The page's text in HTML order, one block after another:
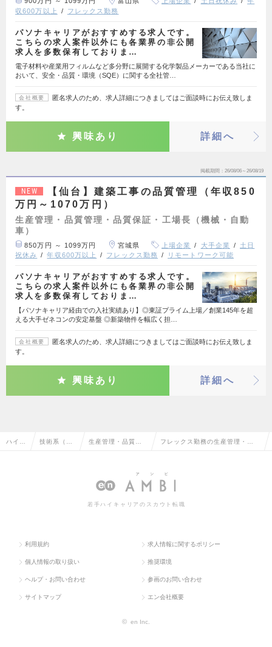
収600万以上
フレックス勤務
パソナキャリアがおすすめする求人です。
こちらの求人案件以外にも各業界の非公開
求人を多数保有しておりま…
電子材料や産業用フィルムなど多分野に展開する化学製品メーカーである当社に
おいて、安全・品質・環境（SQE）に関する全社管…
会社概要
匿名求人のため、求人詳細につきましてはご面談時にお伝え致しま
す。
興味あり 詳細へ
掲載期間 26/08/06～26/08/19
NEW
【仙台】建築工事の品質管理（年収850
万円～1070万円）
生産管理・品質管理・品質保証・工場長（機械・自動
車）
850万円 ～ 1099万円 宮城県 上場企業 大手企業
土日
祝休み
年収600万以上 フレックス勤務 リモートワーク可能
パソナキャリアがおすすめする求人です。
こちらの求人案件以外にも各業界の非公開
求人を多数保有しておりま…
【パソナキャリア経由での入社実績あり】◎東証プライム上場／創業145年を超
える大手ゼネコンの安定基盤 ◎新築物件を幅広く担…
会社概要
匿名求人のため、求人詳細につきましてはご面談時にお伝え致しま
す。
興味あり 詳細へ
ハイク 技術系（機 生産管理・品質管
場長（機械・自動
車）
フレックス勤務の生産管理・品
械・自動車）の転職・求人情報
若手ハイキャリアのスカウト転職
利用規約 求人情報に関するポリシー
個人情報の取り扱い 推奨環境
ヘルプ・お問い合わせ 参画のお問い合わせ
サイトマップ エン会社概要
© en Inc.